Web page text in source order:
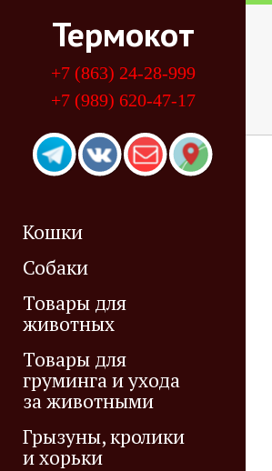
Термокот
+7 (863) 24-28-999
+7 (989) 620-47-17
Кошки
Собаки
Товары для
животных
Товары для
груминга и ухода
за животными
Грызуны, кролики
и хорьки